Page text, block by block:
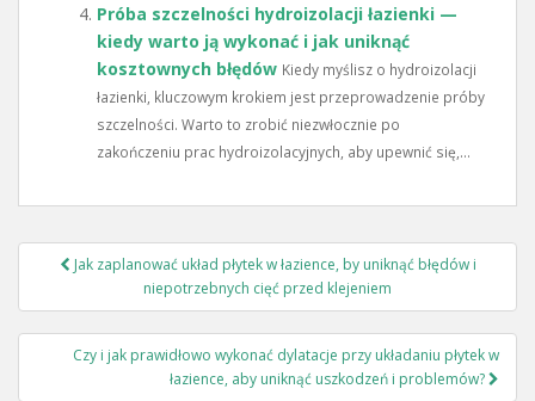
Próba szczelności hydroizolacji łazienki —
kiedy warto ją wykonać i jak uniknąć
kosztownych błędów Kiedy myślisz o hydroizolacji
łazienki, kluczowym krokiem jest przeprowadzenie próby
szczelności. Warto to zrobić niezwłocznie po
zakończeniu prac hydroizolacyjnych, aby upewnić się,...
Nawigacja
Jak zaplanować układ płytek w łazience, by uniknąć błędów i
niepotrzebnych cięć przed klejeniem
Czy i jak prawidłowo wykonać dylatacje przy układaniu płytek w
łazience, aby uniknąć uszkodzeń i problemów?